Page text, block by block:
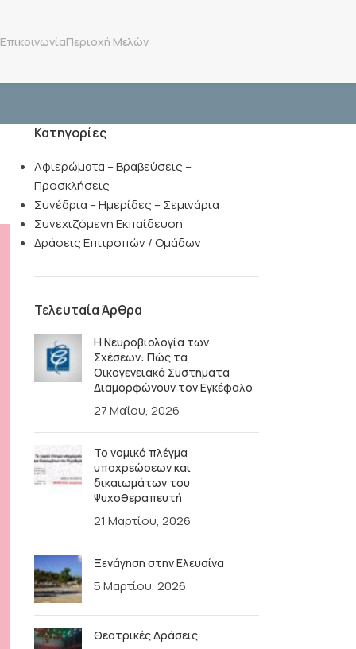
ΕπικοινωνίαΠεριοχή Μελών
Κατηγορίες
Αφιερώματα – Βραβεύσεις –
Προσκλήσεις
Συνέδρια – Ημερίδες – Σεμινάρια
Συνεχιζόμενη Εκπαίδευση
Δράσεις Επιτροπών / Ομάδων
Τελευταία Άρθρα
Η Νευροβιολογία των
Σχέσεων: Πώς τα
Οικογενειακά Συστήματα
Διαμορφώνουν τον Εγκέφαλο
27 Μαΐου, 2026
Το νομικό πλέγμα
υποχρεώσεων και
δικαιωμάτων του
Ψυχοθεραπευτή
21 Μαρτίου, 2026
Ξενάγηση στην Ελευσίνα
5 Μαρτίου, 2026
Θεατρικές Δράσεις